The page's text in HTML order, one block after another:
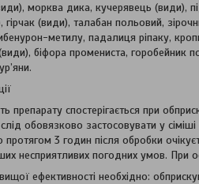
морква дика, кучерявець (види),
(види), талабан польовий,
метилу, падалиця ріпаку,
біфора промениста, горобейник
препарату спостерігається при
обовязково застосовувати у
3 годин після обробки
несприятливих погодних умов. При
ефективності необхідно: